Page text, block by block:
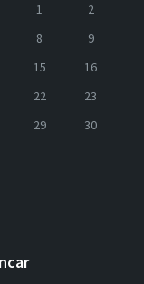
1
2
8
9
15
16
22
23
29
30